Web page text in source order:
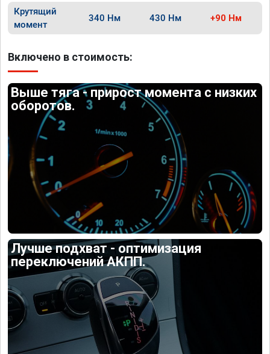
Крутящий
момент
340 Нм 430 Нм +90 Нм
Включено в стоимость:
Выше тяга - прирост момента с низких
оборотов.
Лучше подхват - оптимизация
переключений АКПП.